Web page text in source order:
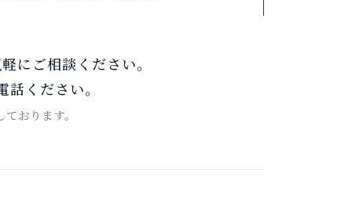
にご相談ください。
話ください。
おります。